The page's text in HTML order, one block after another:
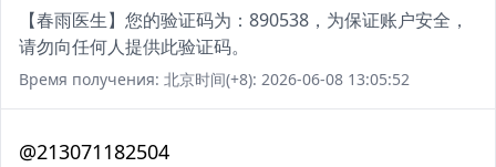
【春雨医生】您的验证码为：890538，为保证账户安全，
请勿向任何人提供此验证码。
Время получения: 北京时间(+8): 2026-06-08 13:05:52
@213071182504